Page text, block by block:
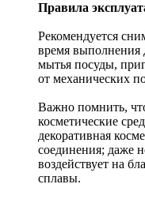
Правила
Рекомендуется
время выполнения
мытья посуды,
от механических
Важно помнить,
косметические
декоративная
соединения; даже
воздействует на
сплавы.